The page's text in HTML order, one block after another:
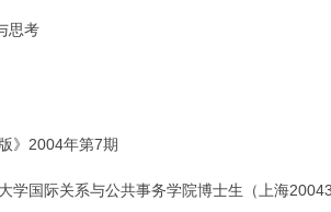
思考
》2004年第7期
国际关系与公共事务学院博士生（上海